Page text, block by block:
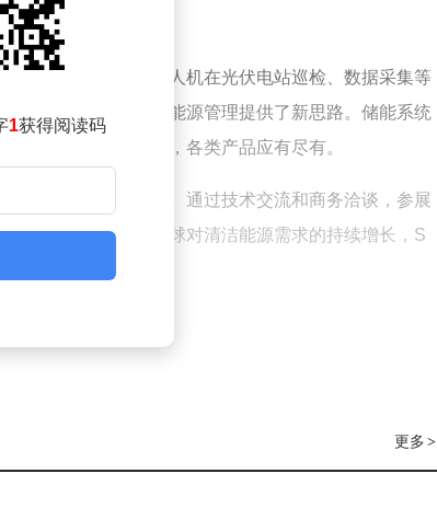
多家企业展示了无人机在光伏电站巡检、数据采集等
维效率，还为智慧能源管理提供了新思路。储能系统
型电网级解决方案，各类产品应有尽有。
上下游的深度合作。通过技术交流和商务洽谈，参展
方向迈进。随着全球对清洁能源需求的持续增长，S
1获得阅读码
更多 >